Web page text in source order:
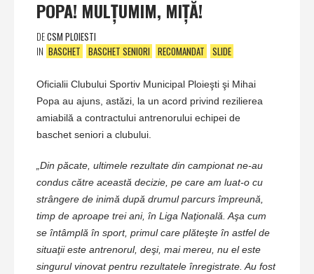
POPA! MULŢUMIM, MIŢĂ!
DECSM PLOIESTI
IN BASCHET BASCHET SENIORI RECOMANDAT SLIDE
Oficialii Clubului Sportiv Municipal Ploieşti şi Mihai
Popa au ajuns, astăzi, la un acord privind rezilierea
amiabilă a contractului antrenorului echipei de
baschet seniori a clubului.
„Din păcate, ultimele rezultate din campionat ne-au
condus către această decizie, pe care am luat-o cu
strângere de inimă după drumul parcurs împreună,
timp de aproape trei ani, în Liga Naţională. Aşa cum
se întâmplă în sport, primul care plăteşte în astfel de
situaţii este antrenorul, deşi, mai mereu, nu el este
singurul vinovat pentru rezultatele înregistrate. Au fost